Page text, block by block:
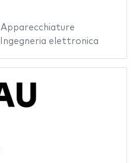
Apparecchiature
Ingegneria elettronica